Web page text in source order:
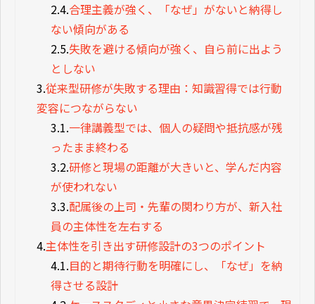
2.4.合理主義が強く、「なぜ」がないと納得し
ない傾向がある
2.5.失敗を避ける傾向が強く、自ら前に出よう
としない
3.従来型研修が失敗する理由：知識習得では行動
変容につながらない
3.1.一律講義型では、個人の疑問や抵抗感が残
ったまま終わる
3.2.研修と現場の距離が大きいと、学んだ内容
が使われない
3.3.配属後の上司・先輩の関わり方が、新入社
員の主体性を左右する
4.主体性を引き出す研修設計の3つのポイント
4.1.目的と期待行動を明確にし、「なぜ」を納
得させる設計